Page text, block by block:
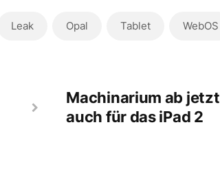
Leak Opal Tablet WebOS
Machinarium ab jetzt
auch für das iPad 2